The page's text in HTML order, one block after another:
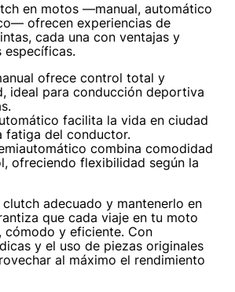
en motos —manual, automático
ofrecen experiencias de
cada una con ventajas y
específicas.
ofrece control total y
ideal para conducción deportiva
facilita la vida en ciudad
fatiga del conductor.
combina comodidad
ofreciendo flexibilidad según la
adecuado y mantenerlo en
que cada viaje en tu moto
cómodo y eficiente. Con
y el uso de piezas originales
al máximo el rendimiento